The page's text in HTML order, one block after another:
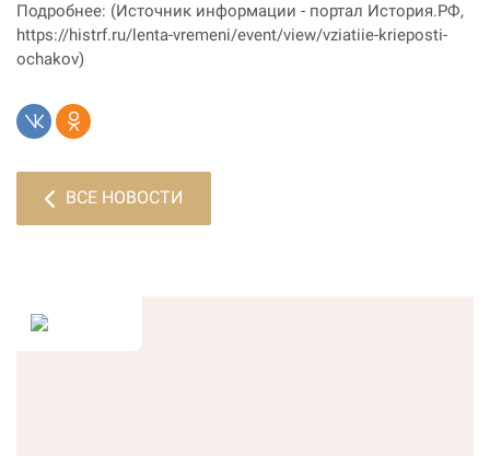
Подробнее: (Источник информации - портал История.РФ,
https://histrf.ru/lenta-vremeni/event/view/vziatiie-krieposti-
ochakov)
ВСЕ НОВОСТИ